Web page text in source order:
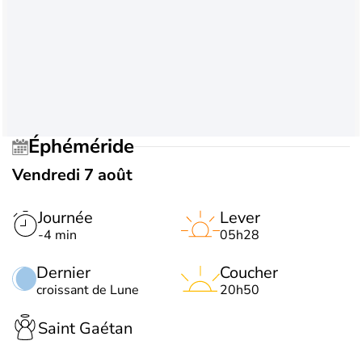
Éphéméride
Vendredi 7 août
Journée
-4 min
Dernier
croissant de Lune
Lever
05h28
Coucher
20h50
Saint Gaétan